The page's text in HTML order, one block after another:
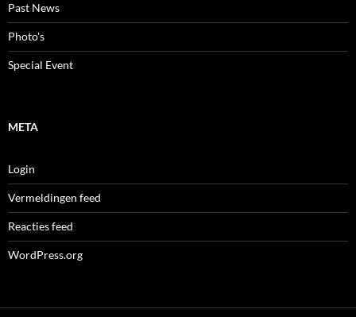
Past News
Photo's
Special Event
META
Login
Vermeldingen feed
Reacties feed
WordPress.org